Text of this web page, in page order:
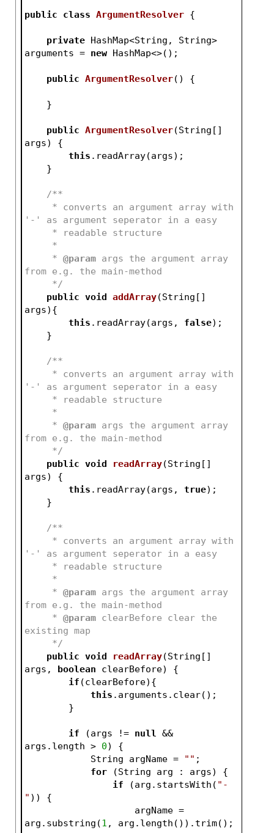
public class ArgumentResolver {
private HashMap<String, String>
arguments = new HashMap<>();
public ArgumentResolver() {
    }
public ArgumentResolver(String[]
args)
{
this .readArray(args);
    }
/**
'-' as argument seperator in a easy
     * readable structure
     *
     *
@param args the argument array
from e.g. the main-method
     */
public void addArray(String[]
args) {
this .readArray(args, false);
    }
/**
'-' as argument seperator in a easy
     * readable structure
     *
     *
@param args the argument array
from e.g. the main-method
     */
public void readArray(String[]
args)
{
this .readArray(args, true);
    }
/**
'-' as argument seperator in a easy
     * readable structure
     *
     *
@param args the argument array
from e.g. the main-method
     *
@param clearBefore clear the
existing map
     */
public void readArray(String[]
args, boolean clearBefore)
{
if (clearBefore){
this .arguments.clear();
        }
if (args != null
&&
args.length > 0) {
            String argName =
"" ;
for (String arg : args) {
if (arg.startsWith( "-
" )) {
arg.substring(1 , arg.length()).trim();